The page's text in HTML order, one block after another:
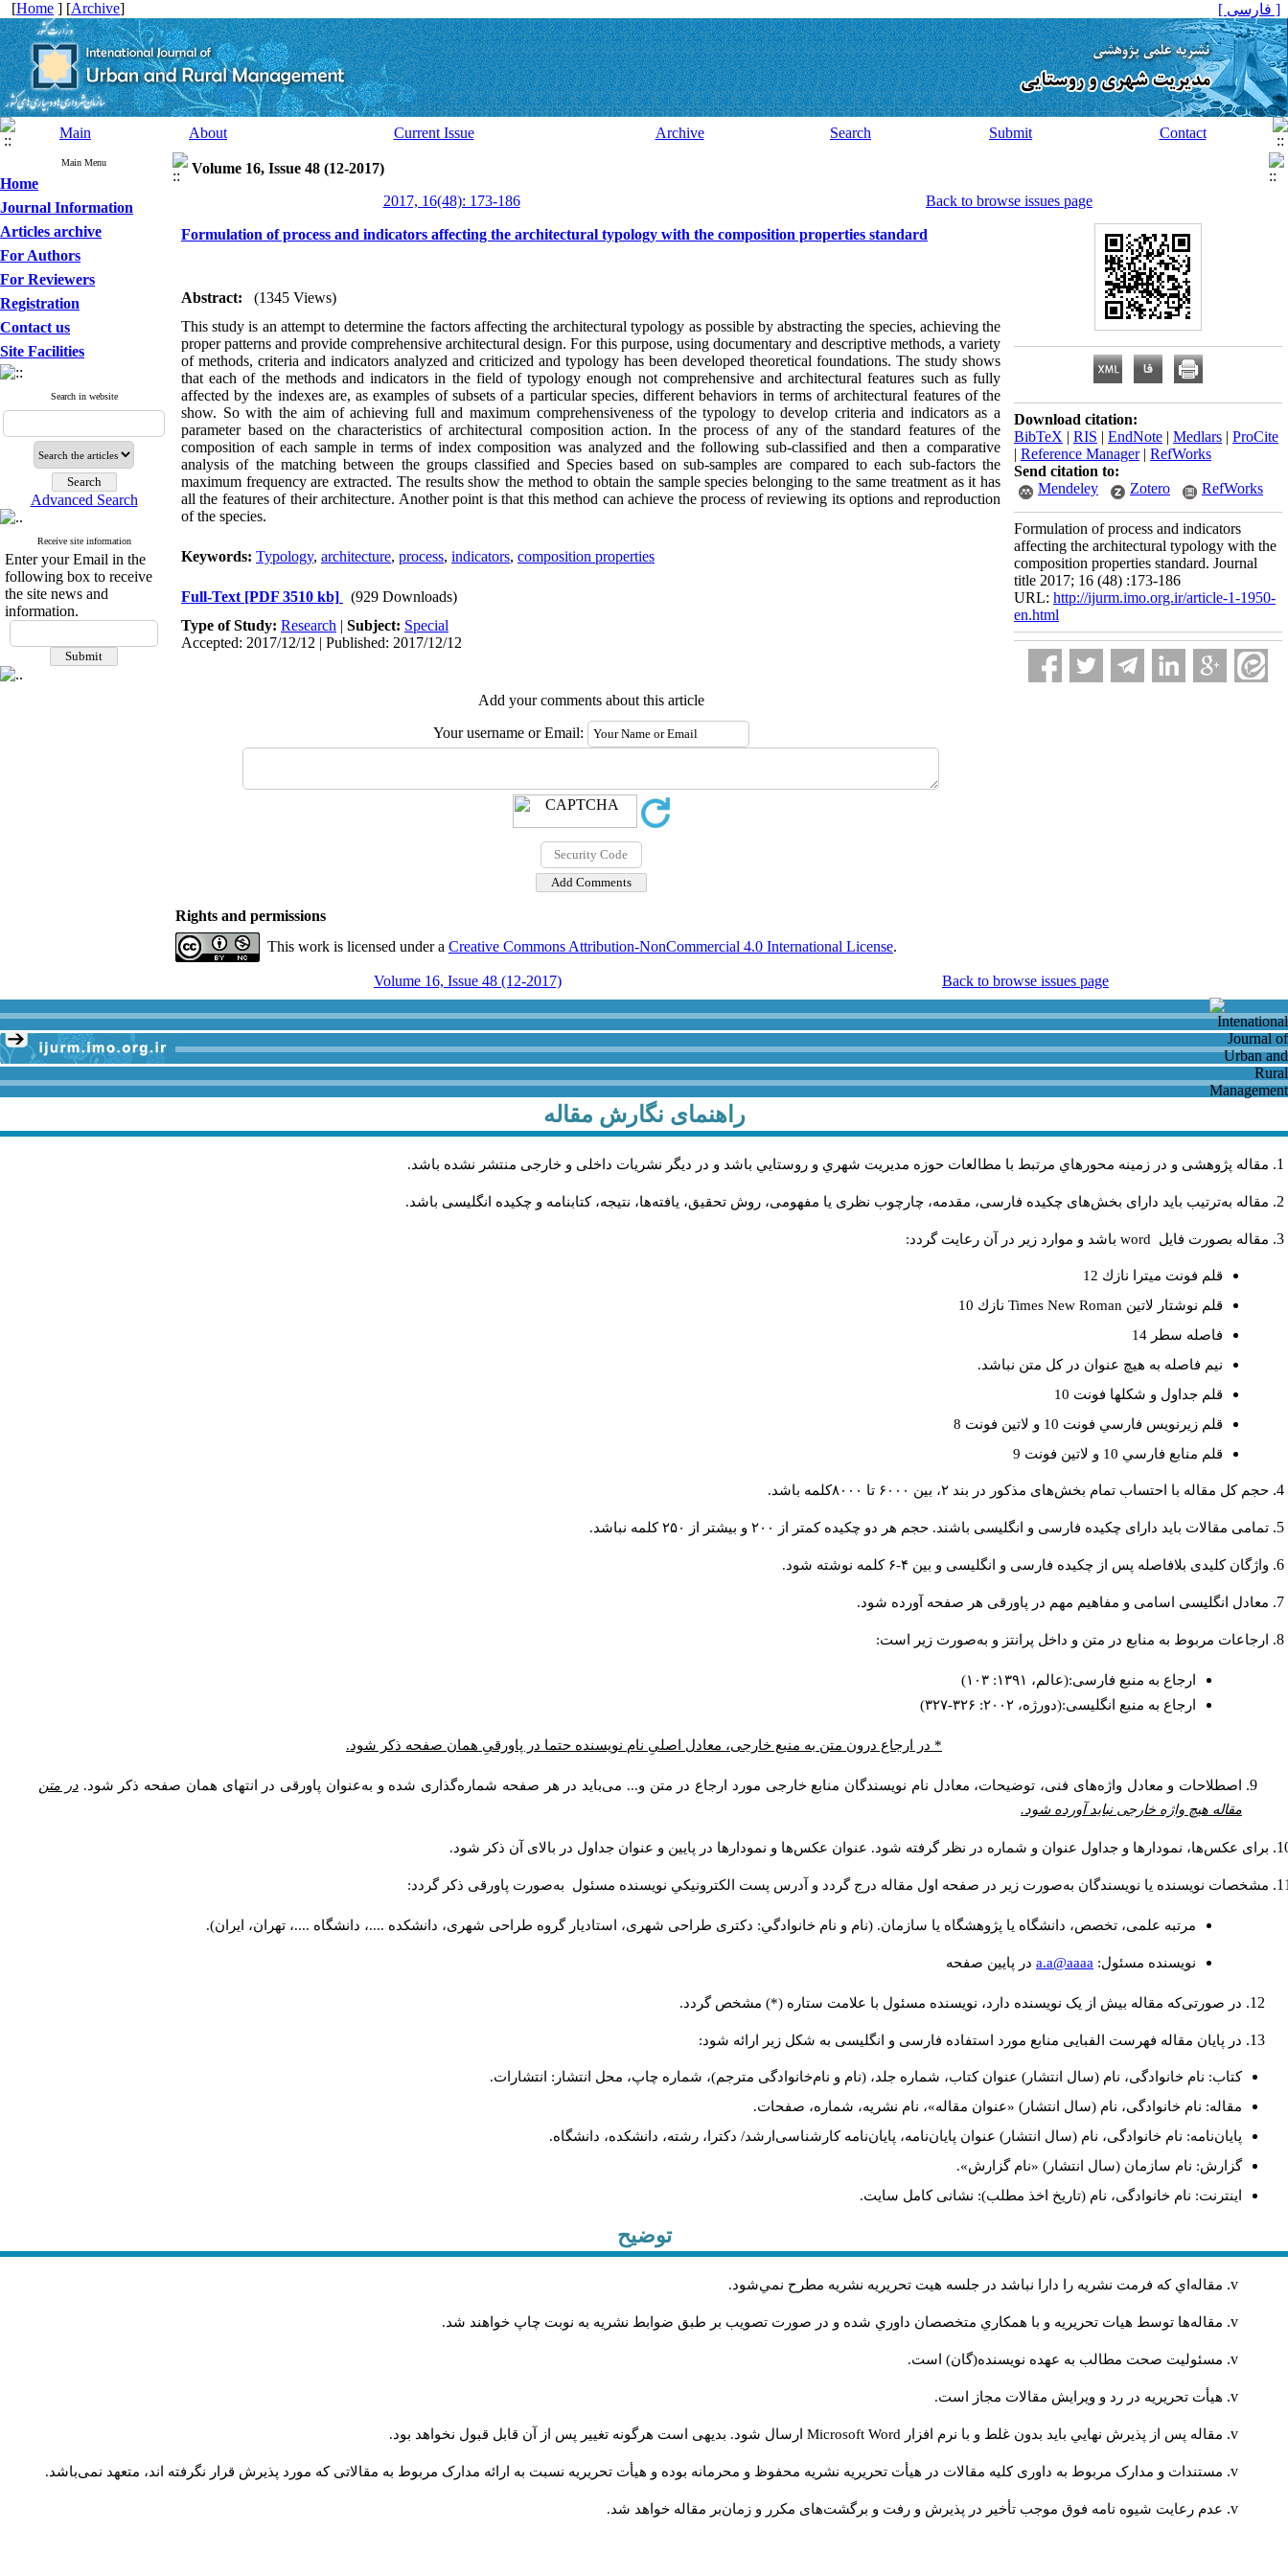
[Home ] [Archive] [ فارسی ]
Main About Current Issue Archive Search Submit Contact
Main Menu
Home
Journal Information
Articles archive
For Authors
For Reviewers
Registration
Contact us
Site Facilities
Search in website
Advanced Search
Receive site information
Enter your Email in the
following box to receive
the site news and
information.
Volume 16, Issue 48 (12-2017)
2017, 16(48): 173-186
Back to browse issues page
Formulation of process and indicators affecting the architectural typology with the composition properties standard
Abstract:
(1345 Views)
This study is an attempt to determine the factors affecting the architectural typology as possible by abstracting the species, achieving the
proper patterns and provide comprehensive architectural design. For this purpose, using documentary and descriptive methods, a variety
of methods, criteria and indicators analyzed and criticized and typology has been developed theoretical foundations. The study shows
that each of the methods and indicators in the field of typology enough not comprehensive and architectural features such as fully
affected by the indexes are, as examples of subsets of a particular species, different behaviors in terms of architectural features of the
show. So with the aim of achieving full and maximum comprehensiveness of the typology to develop criteria and indicators as a
parameter based on the characteristics of architectural composition action. In the process of any of the standard features of the
composition of each sample in terms of index composition was analyzed and the following sub-classified and then a comparative
analysis of the matching between the groups classified and Species based on sub-samples are compared to each sub-factors the
maximum frequency are extracted. The results show the method to obtain the sample species belonging to the same treatment as it has
all the features of their architecture. Another point is that this method can achieve the process of reviewing its options and reproduction
of the species.
Keywords: Typology, architecture, process, indicators, composition properties
Full-Text [PDF 3510 kb]
(929 Downloads)
Type of Study: Research | Subject: Special
Accepted: 2017/12/12 | Published: 2017/12/12
Add your comments about this article
Your username or Email:
Download citation:
BibTeX | RIS | EndNote | Medlars | ProCite
| Reference Manager| RefWorks
Send citation to:
Mendeley
Zotero RefWorks
Formulation of process and indicators
affecting the architectural typology with the
composition properties standard. Journal
title 2017; 16 (48) :173-186
URL: http://ijurm.imo.org.ir/article-1-1950-
en.html
Rights and permissions
This work is licensed under a Creative Commons Attribution-NonCommercial 4.0 International License.
Volume 16, Issue 48 (12-2017) Back to browse issues page
راهنمای نگارش مقاله
مقاله پژوهشی و در زمینه محورهاي مرتبط با مطالعات حوزه مديريت شهري و روستايي باشد و در دیگر نشریات داخلی و خارجی منتشر نشده باشد.
مقاله به‌ترتیب باید دارای بخش‌های چکیده فارسی، مقدمه، چارچوب نظری یا مفهومی، روش تحقیق، یافته‌ها، نتیجه، کتابنامه و چکیده انگلیسی باشد.
مقاله بصورت فايل word باشد و موارد زير در آن رعايت گردد:
قلم فونت ميترا نازك 12
قلم نوشتار لاتين Times New Roman نازك 10
فاصله سطر 14
نيم فاصله به هيچ عنوان در كل متن نباشد.
قلم جداول و شكلها فونت 10
قلم زيرنويس فارسي فونت 10 و لاتين فونت 8
قلم منابع فارسي 10 و لاتين فونت 9
حجم کل مقاله با احتساب تمام بخش‌های مذکور در بند ۲، بین ۶۰۰۰ تا ۸۰۰۰کلمه باشد.
تمامی مقالات باید دارای چکیده فارسی و انگلیسی باشند. حجم هر دو چکیده کمتر از ۲۰۰ و بیشتر از ۲۵۰ کلمه نباشد.
واژگان کلیدی بلافاصله پس از چکیده فارسی و انگلیسی و بین ۴-۶ کلمه نوشته شود.
معادل انگلیسی اسامی و مفاهیم مهم در پاورقی هر صفحه آورده شود.
ارجاعات مربوط به منابع در متن و داخل پرانتز و به‌صورت زیر است:
ارجاع به منبع فارسی:(عالم، ۱۳۹۱: ۱۰۳)
ارجاع به منبع انگلیسی:(دورژه، ۲۰۰۲: ۳۲۶-۳۲۷)
* در ارجاع درون متن به منبع خارجی، معادل اصلیِ نام نویسنده حتما در پاورقیِ همان صفحه ذکر شود.
اصطلاحات و معادل واژه‌های فنی، توضیحات، معادل نام نویسندگان منابع خارجی مورد ارجاع در متن و... می‌باید در هر صفحه شماره‌گذاری شده و به‌عنوان پاورقی در انتهای همان صفحه ذکر شود. در متن
مقاله هیچ واژه خارجی نباید آورده شود.
برای عکس‌ها، نمودارها و جداول عنوان و شماره در نظر گرفته شود. عنوان عکس‌ها و نمودارها در پایین و عنوان جداول در بالای آن ذکر شود.
مشخصات نویسنده یا نویسندگان به‌صورت زیر در صفحه اول مقاله درج گردد و آدرس پست الكترونيكي نويسنده مسئول به‌صورت پاورقی ذکر گردد:
مرتبه علمی، تخصص، دانشگاه یا پژوهشگاه یا سازمان. (نام و نام خانوادگي: دکتری طراحی شهری، استادیار گروه طراحی شهری، دانشکده ....، دانشگاه ....، تهران، ایران).
نويسنده مسئول: a.a@aaaa در پايين صفحه
در صورتی‌که مقاله بیش از یک نویسنده دارد، نویسنده مسئول با علامت ستاره (*) مشخص گردد.
در پایان مقاله فهرست الفبایی منابع مورد استفاده فارسی و انگلیسی به شکل زیر ارائه شود:
کتاب: نام خانوادگی، نام (سال انتشار) عنوان کتاب، شماره جلد، (نام و نام‌خانوادگی مترجم)، شماره چاپ، محل انتشار: انتشارات.
مقاله: نام خانوادگی، نام (سال انتشار) «عنوان مقاله»، نام نشریه، شماره، صفحات.
پایان‌نامه: نام خانوادگی، نام (سال انتشار) عنوان پایان‌نامه، پایان‌نامه کارشناسی‌ارشد/ دکترا، رشته، دانشکده، دانشگاه.
گزارش: نام سازمان (سال انتشار) «نام گزارش».
اینترنت: نام خانوادگی، نام (تاریخ اخذ مطلب): نشانی کامل سایت.
توضیح
مقاله‌اي كه فرمت نشريه را دارا نباشد در جلسه هيت تحريريه نشريه مطرح نمي‌شود.
مقاله‌ها توسط هیات تحريريه و با همکاري متخصصان داوري شده و در صورت تصويب بر طبق ضوابط نشريه به نوبت چاپ خواهند شد.
مسئوليت صحت مطالب به عهده نويسنده(گان) است.
هيأت تحريريه در رد و ويرايش مقالات مجاز است.
مقاله پس از پذيرش نهايي باید بدون غلط و با نرم افزار Microsoft Word ارسال شود. بدیهی است هرگونه تغییر پس از آن قابل قبول نخواهد بود.
مستندات و مدارک مربوط به داوری کلیه مقالات در هیأت تحریریه نشریه محفوظ و محرمانه بوده و هیأت تحریریه نسبت به ارائه مدارک مربوط به مقالاتی که مورد پذیرش قرار نگرفته اند، متعهد نمی‌باشد.
عدم رعایت شیوه نامه فوق موجب تأخیر در پذیرش و رفت و برگشت‌‌های مکرر و زمان‌بر مقاله خواهد شد.